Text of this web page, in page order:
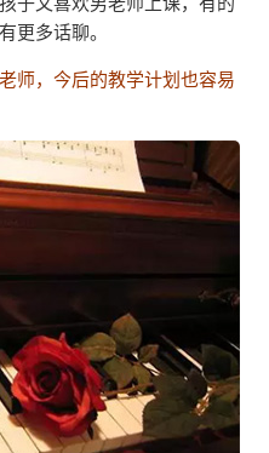
更多话聊。
师，今后的教学计划也容易